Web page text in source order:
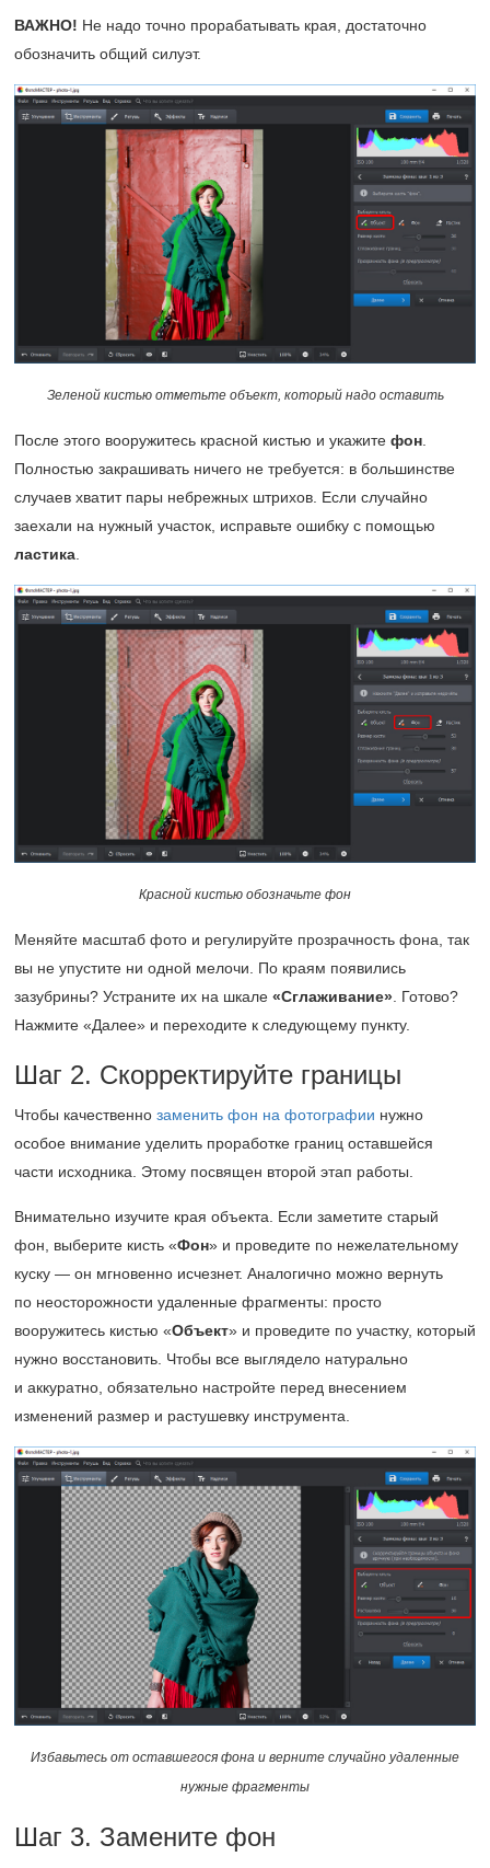
ВАЖНО! Не надо точно прорабатывать края, достаточно
обозначить общий силуэт.
Зеленой кистью отметьте объект, который надо оставить
После этого вооружитесь красной кистью и укажите фон
Полностью закрашивать ничего не требуется: в большинстве
случаев хватит пары небрежных штрихов. Если случайно
заехали на нужный участок, исправьте ошибку с помощью
ластика
Красной кистью обозначьте фон
Меняйте масштаб фото и регулируйте прозрачность фона, так
вы не упустите ни одной мелочи. По краям появились
зазубрины? Устраните их на шкале «Сглаживание». Готово?
Нажмите «Далее» и переходите к следующему пункту.
Шаг 2. Скорректируйте границы
Чтобы качественно заменить фон на фотографии нужно
особое внимание уделить проработке границ оставшейся
части исходника. Этому посвящен второй этап работы.
Внимательно изучите края объекта. Если заметите старый
фон, выберите кисть «Фон» и проведите по нежелательному
куску — он мгновенно исчезнет. Аналогично можно вернуть
по неосторожности удаленные фрагменты: просто
вооружитесь кистью «Объект» и проведите по участку, который
нужно восстановить. Чтобы все выглядело натурально
и аккуратно, обязательно настройте перед внесением
изменений размер и растушевку инструмента.
Избавьтесь от оставшегося фона и верните случайно удаленные
нужные фрагменты
Шаг 3. Замените фон